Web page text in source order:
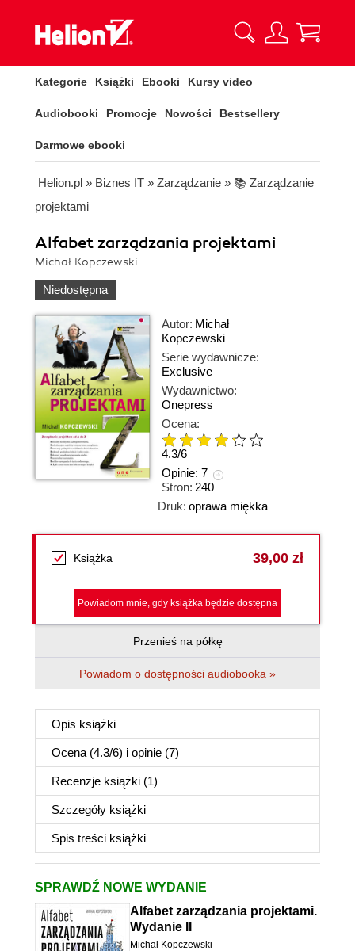
Kategorie Książki Ebooki Kursy video
Audiobooki Promocje Nowości Bestsellery
Darmowe ebooki
Helion.pl » Biznes IT » Zarządzanie » 📚 Zarządzanie
projektami
Alfabet zarządzania projektami
Michał Kopczewski
Niedostępna
Autor: Michał
Kopczewski
Serie wydawnicze:
Exclusive
Wydawnictwo:
Onepress
Ocena:
4.3/6
Opinie: 7
Stron: 240
Druk: oprawa miękka
Książka 39,00 zł
Powiadom mnie, gdy książka będzie dostępna
Przenieś na półkę
Powiadom o dostępności audiobooka »
Opis książki
Ocena (4.3/6) i opinie (7)
Recenzje książki (1)
Szczegóły książki
Spis treści książki
SPRAWDŹ NOWE WYDANIE
Alfabet zarządzania projektami.
Wydanie II
Michał Kopczewski